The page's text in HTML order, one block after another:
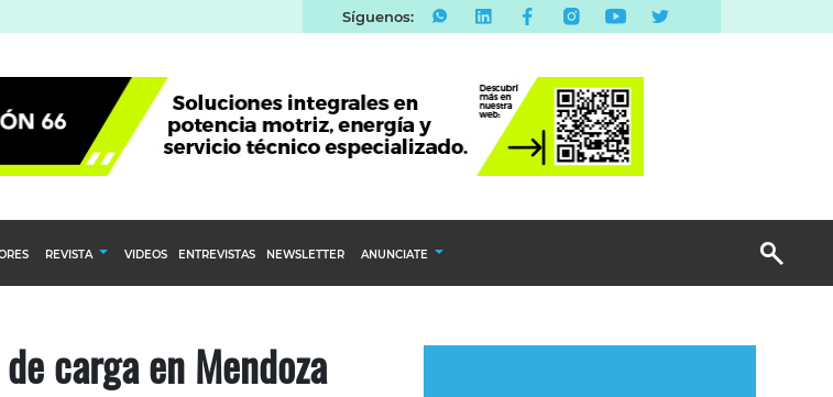
Síguenos:
REVISTA VIDEOS ENTREVISTAS NEWSLETTER ANUNCIATE
Email Marketing
carga en Mendoza